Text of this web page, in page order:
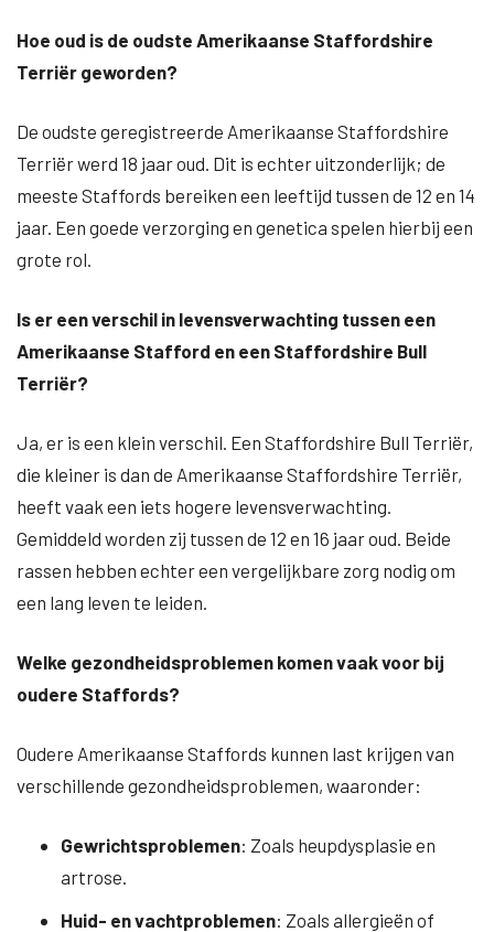
Hoe oud is de oudste Amerikaanse Staffordshire
Terriër geworden?
De oudste geregistreerde Amerikaanse Staffordshire
Terriër werd 18 jaar oud. Dit is echter uitzonderlijk; de
meeste Staffords bereiken een leeftijd tussen de 12 en 14
jaar. Een goede verzorging en genetica spelen hierbij een
grote rol.
Is er een verschil in levensverwachting tussen een
Amerikaanse Stafford en een Staffordshire Bull
Terriër?
Ja, er is een klein verschil. Een Staffordshire Bull Terriër,
die kleiner is dan de Amerikaanse Staffordshire Terriër,
heeft vaak een iets hogere levensverwachting.
Gemiddeld worden zij tussen de 12 en 16 jaar oud. Beide
rassen hebben echter een vergelijkbare zorg nodig om
een lang leven te leiden.
Welke gezondheidsproblemen komen vaak voor bij
oudere Staffords?
Oudere Amerikaanse Staffords kunnen last krijgen van
verschillende gezondheidsproblemen, waaronder:
Gewrichtsproblemen: Zoals heupdysplasie en
artrose.
Huid- en vachtproblemen: Zoals allergieën of